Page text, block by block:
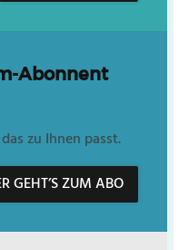
Abonnent
zu Ihnen passt.
GEHT’S ZUM ABO